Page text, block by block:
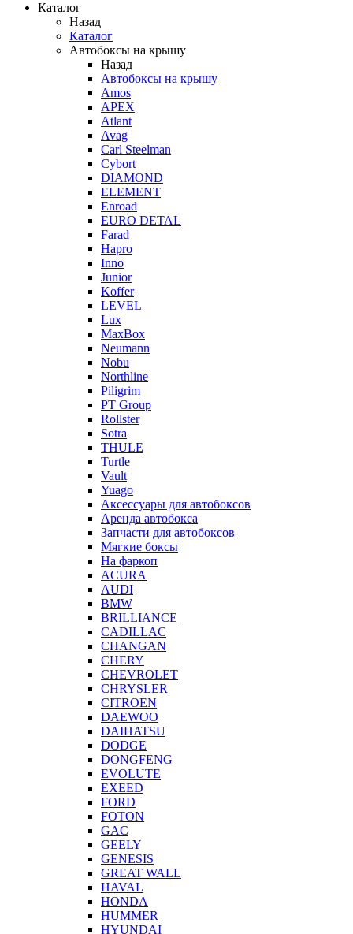
Каталог
Назад
Каталог
Автобоксы на крышу
Назад
Автобоксы на крышу
Amos
APEX
Atlant
Avag
Carl Steelman
Cybort
DIAMOND
ELEMENT
Enroad
EURO DETAL
Farad
Hapro
Inno
Junior
Koffer
LEVEL
Lux
MaxBox
Neumann
Nobu
Northline
Piligrim
PT Group
Rollster
Sotra
THULE
Turtle
Vault
Yuago
Аксессуары для автобоксов
Аренда автобокса
Запчасти для автобоксов
Мягкие боксы
На фаркоп
ACURA
AUDI
BMW
BRILLIANCE
CADILLAC
CHANGAN
CHERY
CHEVROLET
CHRYSLER
CITROEN
DAEWOO
DAIHATSU
DODGE
DONGFENG
EVOLUTE
EXEED
FORD
FOTON
GAC
GEELY
GENESIS
GREAT WALL
HAVAL
HONDA
HUMMER
HYUNDAI